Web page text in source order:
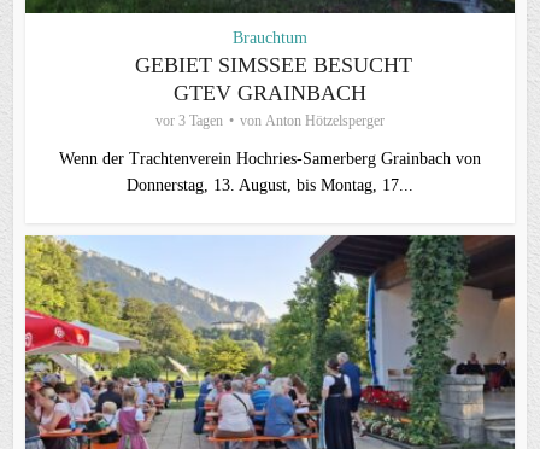
Brauchtum
GEBIET SIMSSEE BESUCHT
GTEV GRAINBACH
vor 3 Tagen von Anton Hötzelsperger
Wenn der Trachtenverein Hochries-Samerberg Grainbach von
Donnerstag, 13. August, bis Montag, 17...